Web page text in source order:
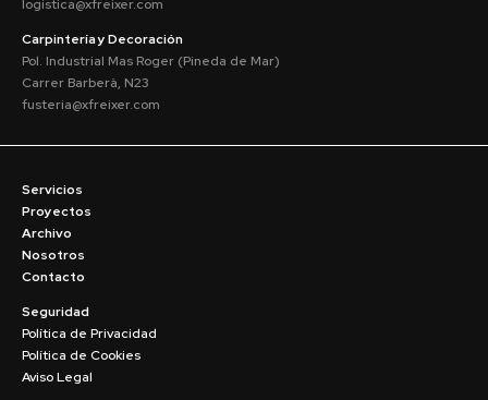
logistica@xfreixer.com
Carpintería y Decoración
Pol. Industrial Mas Roger (Pineda de Mar)
Carrer Barberà, N23
fusteria@xfreixer.com
Servicios
Proyectos
Archivo
Nosotros
Contacto
Seguridad
Política de Privacidad
Política de Cookies
Aviso Legal